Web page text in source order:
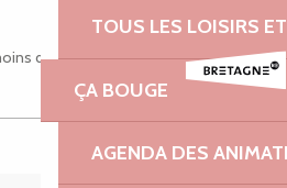
TOUS LES LOISIRS
ÇA BOUGE
AGENDA DES
de 12 ans